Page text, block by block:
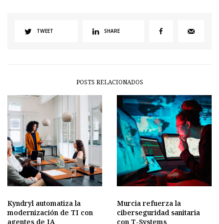
TWEET SHARE
POSTS RELACIONADOS
Kyndryl automatiza la
modernización de TI con
agentes de IA
Murcia refuerza la
ciberseguridad sanitaria
con T-Systems